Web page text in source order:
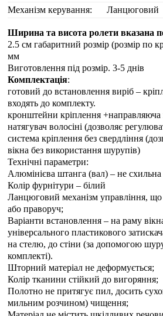
Механізм керування:
Ланцюговий
Ширина та висота ролети вказана
2.5 см габаритний розмір (розмір по
мм
Виготовлення під розмір. 3-5 днiв
Комплектація:
готовий до встановлення виріб –
входять до комплекту.
кронштейни кріплення +направляюча
натягувач волосіні (дозволяє
система кріплення без свердління
вікна без використання шурупів)
Технічні параметри:
Алюмінієва штанга (вал) – не схильна
Колір фурнітури – білий
Ланцюговий механізм управління, що
або праворуч;
Варіанти встановлення – на раму
універсального пластикового
на стелю, до стіни (за допомогою
комплекті).
Шторний матеріал не деформується;
Колір тканини стійкий до вигоряння;
Полотно не притягує пил, досить
мильним розчином) чищення;